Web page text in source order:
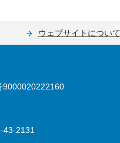
ウェブサイトについて
9000020222160
43-2131